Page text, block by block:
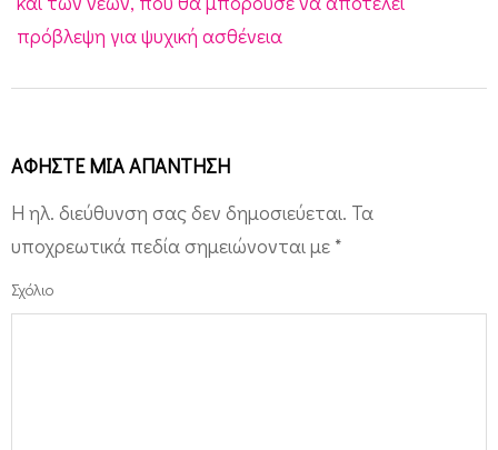
πρόβλεψη για ψυχική ασθένεια
ΑΦΉΣΤΕ ΜΙΑ ΑΠΆΝΤΗΣΗ
Η ηλ. διεύθυνση σας δεν δημοσιεύεται. Τα
υποχρεωτικά πεδία σημειώνονται με *
Σχόλιο